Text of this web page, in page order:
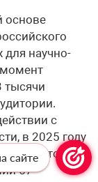
основе
для научно-
тысячи
с
в 2025 году
по
57
сайте